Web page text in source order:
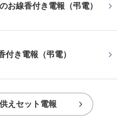
お線香付き電報（弔電）
付き電報（弔電）
えセット電報